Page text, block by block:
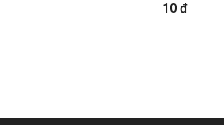
10 đ